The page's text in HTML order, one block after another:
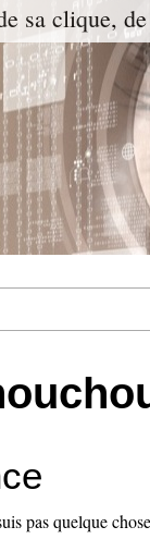
sa clique,
pas quelque